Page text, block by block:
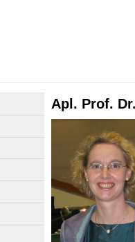
Apl. Prof.